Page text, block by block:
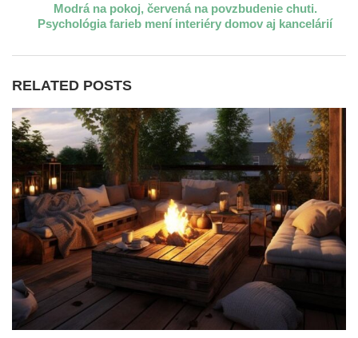
Modrá na pokoj, červená na povzbudenie chuti.
Psychológia farieb mení interiéry domov aj kancelárií
RELATED POSTS